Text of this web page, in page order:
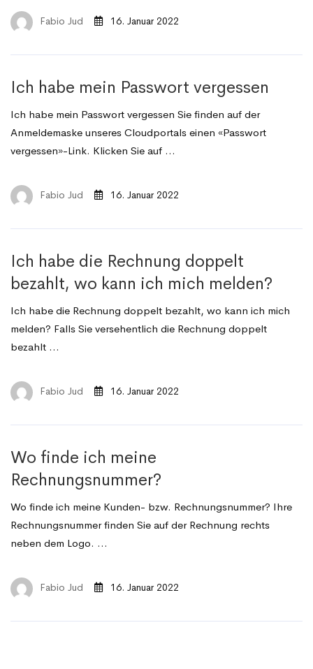
Fabio Jud 16. Januar 2022
Ich habe mein Passwort vergessen
Ich habe mein Passwort vergessen Sie finden auf der
Anmeldemaske unseres Cloudportals einen «Passwort
vergessen»-Link. Klicken Sie auf …
Fabio Jud 16. Januar 2022
Ich habe die Rechnung doppelt
bezahlt, wo kann ich mich melden?
Ich habe die Rechnung doppelt bezahlt, wo kann ich mich
melden? Falls Sie versehentlich die Rechnung doppelt
bezahlt …
Fabio Jud 16. Januar 2022
Wo finde ich meine
Rechnungsnummer?
Wo finde ich meine Kunden- bzw. Rechnungsnummer? Ihre
Rechnungsnummer finden Sie auf der Rechnung rechts
neben dem Logo. …
Fabio Jud 16. Januar 2022